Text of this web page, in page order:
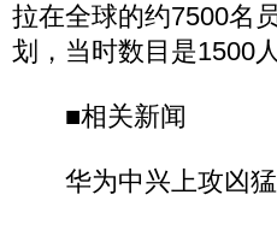
拉在全球的约7500名
划，当时数目是1500
■相关新闻
华为中兴上攻凶猛